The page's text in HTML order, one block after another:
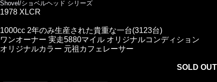
Shovel/ショベルヘッド シリーズ
1978 XLCR
1000cc 2年のみ生産された貴重な一台(3123台)
ワンオーナー 実走5880マイル オリジナルコンディション
オリジナルカラー 元祖カフェレーサー
SOLD OUT